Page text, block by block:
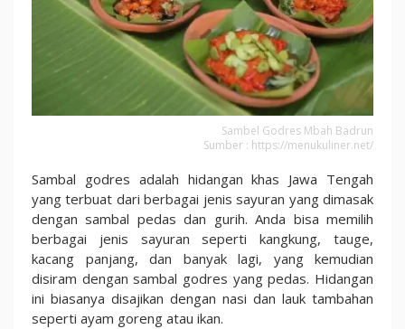
Sambel Godres Mbah Badrun
Sumber : https://menukuliner.net/
Sambal godres adalah hidangan khas Jawa Tengah
yang terbuat dari berbagai jenis sayuran yang dimasak
dengan sambal pedas dan gurih. Anda bisa memilih
berbagai jenis sayuran seperti kangkung, tauge,
kacang panjang, dan banyak lagi, yang kemudian
disiram dengan sambal godres yang pedas. Hidangan
ini biasanya disajikan dengan nasi dan lauk tambahan
seperti ayam goreng atau ikan.